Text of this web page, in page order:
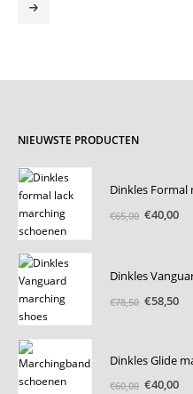
NIEUWSTE PRODUCTEN
Dinkles Formal
€65,00 €40,00
Dinkles
€78,50 €58,50
Dinkles Glide
€60,00 €40,00